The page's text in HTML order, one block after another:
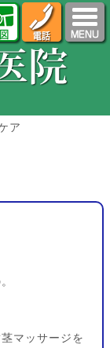
ア
マッサージを